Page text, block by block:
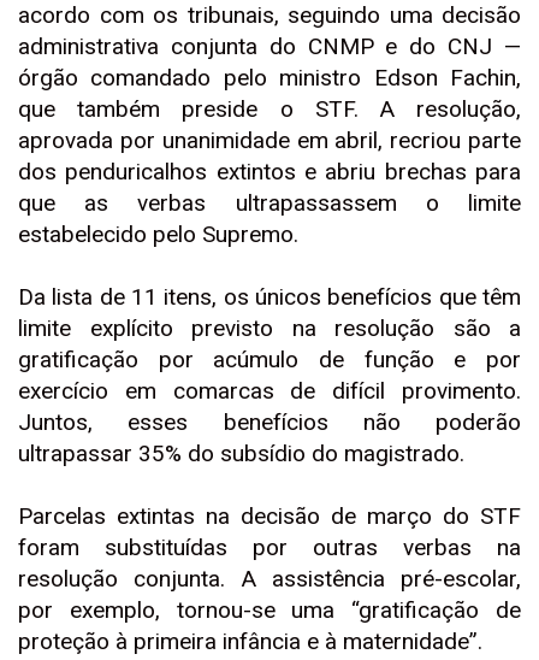
acordo com os tribunais, seguindo uma decisão
administrativa conjunta do CNMP e do CNJ —
órgão comandado pelo ministro Edson Fachin,
que também preside o STF. A resolução,
aprovada por unanimidade em abril, recriou parte
dos penduricalhos extintos e abriu brechas para
que as verbas ultrapassassem o limite
estabelecido pelo Supremo.
Da lista de 11 itens, os únicos benefícios que têm
limite explícito previsto na resolução são a
gratificação por acúmulo de função e por
exercício em comarcas de difícil provimento.
Juntos, esses benefícios não poderão
ultrapassar 35% do subsídio do magistrado.
Parcelas extintas na decisão de março do STF
foram substituídas por outras verbas na
resolução conjunta. A assistência pré-escolar,
por exemplo, tornou-se uma “gratificação de
proteção à primeira infância e à maternidade”.